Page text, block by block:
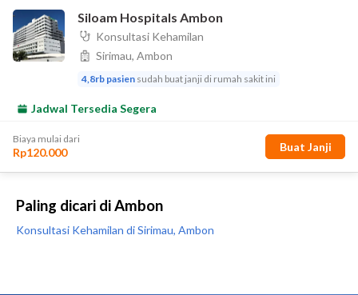
Paling dicari di Ambon
Konsultasi Kehamilan di Sirimau, Ambon